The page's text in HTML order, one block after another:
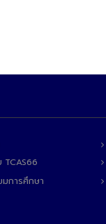
มการศึกษา